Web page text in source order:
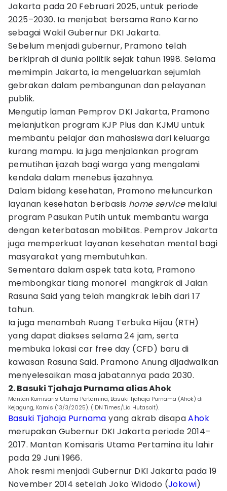
Jakarta pada 20 Februari 2025, untuk periode
2025–2030. Ia menjabat bersama Rano Karno
sebagai Wakil Gubernur DKI Jakarta.
Sebelum menjadi gubernur, Pramono telah
berkiprah di dunia politik sejak tahun 1998. Selama
memimpin Jakarta, ia mengeluarkan sejumlah
gebrakan dalam pembangunan dan pelayanan
publik.
Mengutip laman Pemprov DKI Jakarta, Pramono
melanjutkan program KJP Plus dan KJMU untuk
membantu pelajar dan mahasiswa dari keluarga
kurang mampu. Ia juga menjalankan program
pemutihan ijazah bagi warga yang mengalami
kendala dalam menebus ijazahnya.
Dalam bidang kesehatan, Pramono meluncurkan
layanan kesehatan berbasis home service melalui
program Pasukan Putih untuk membantu warga
dengan keterbatasan mobilitas. Pemprov Jakarta
juga memperkuat layanan kesehatan mental bagi
masyarakat yang membutuhkan.
Sementara dalam aspek tata kota, Pramono
membongkar tiang monorel mangkrak di Jalan
Rasuna Said yang telah mangkrak lebih dari 17
tahun.
Ia juga menambah Ruang Terbuka Hijau (RTH)
yang dapat diakses selama 24 jam, serta
membuka lokasi car free day (CFD) baru di
kawasan Rasuna Said. Pramono Anung dijadwalkan
menyelesaikan masa jabatannya pada 2030.
2. Basuki Tjahaja Purnama alias Ahok
Mantan Komisaris Utama Pertamina, Basuki Tjahaja Purnama (Ahok) di
Kejagung, Kamis (13/3/2025). (IDN Times/Lia Hutasoit).
Basuki Tjahaja Purnama yang akrab disapaAhok
merupakan Gubernur DKI Jakarta periode 2014–
2017. Mantan Komisaris Utama Pertamina itu lahir
pada 29 Juni 1966.
Ahok resmi menjadi Gubernur DKI Jakarta pada 19
November 2014 setelah Joko Widodo (Jokowi)